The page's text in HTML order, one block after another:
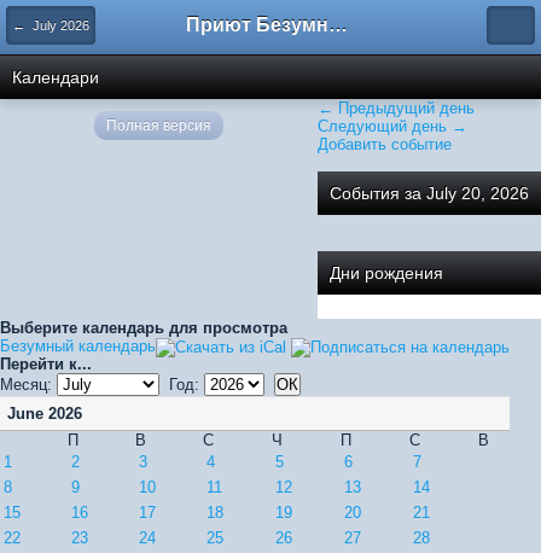
← July 2026 Приют Безумных
Календари
← Предыдущий день
Следующий день →
Добавить событие
События за July 20, 2026
Дни рождения
Выберите календарь для просмотра
Безумный календарь
Перейти к...
Месяц:
Год:
June 2026
П
В С Ч П С
В
1
2 3 4 5 6
7
8
9 10 11 12 13
14
15
16 17 18 19 20
21
22
23 24 25 26 27
28
Полная версия